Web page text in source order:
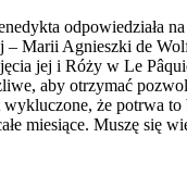
odpowiedziała
– Marii Agnieszki de
jej i Róży w Le
aby otrzymać
że potrwa to
miesiące. Muszę się